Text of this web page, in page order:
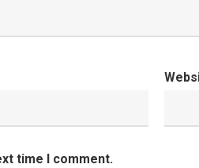
time I comment.